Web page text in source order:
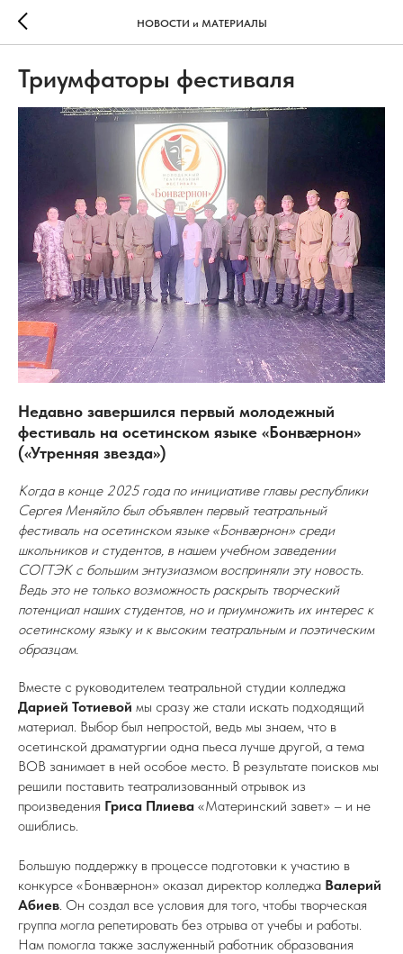
НОВОСТИ и МАТЕРИАЛЫ
Триумфаторы фестиваля
Недавно завершился первый молодежный
фестиваль на осетинском языке «Бонвæрнон»
(«Утренняя звезда»)
Когда в конце 2025 года по инициативе главы республики
Сергея Меняйло был объявлен первый театральный
фестиваль на осетинском языке «Бонвæрнон» среди
школьников и студентов, в нашем учебном заведении
СОГТЭК с большим энтузиазмом восприняли эту новость.
Ведь это не только возможность раскрыть творческий
потенциал наших студентов, но и приумножить их интерес к
осетинскому языку и к высоким театральным и поэтическим
образцам.
Вместе с руководителем театральной студии колледжа
Дарией Тотиевой мы сразу же стали искать подходящий
материал. Выбор был непростой, ведь мы знаем, что в
осетинской драматургии одна пьеса лучше другой, а тема
ВОВ занимает в ней особое место. В результате поисков мы
решили поставить театрализованный отрывок из
произведения Гриса Плиева «Материнский завет» – и не
ошиблись.
Большую поддержку в процессе подготовки к участию в
конкурсе «Бонвæрнон» оказал директор колледжа Валерий
Абиев. Он создал все условия для того, чтобы творческая
группа могла репетировать без отрыва от учебы и работы.
Нам помогла также заслуженный работник образования